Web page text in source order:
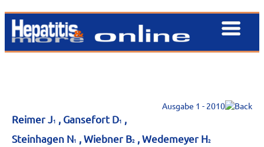
Ausgabe 1 - 2010
Reimer J1 , Gansefort D1 ,
Steinhagen N1 , Wiebner B2 , Wedemeyer H2